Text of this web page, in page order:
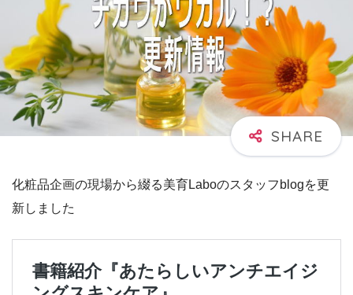
化粧品企画の現場から綴る美育Laboのスタッフblogを更
新しました